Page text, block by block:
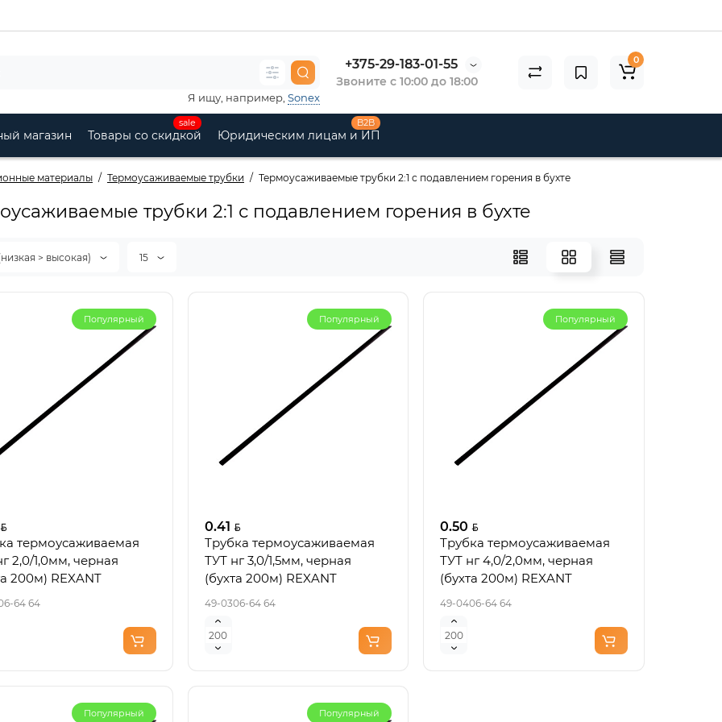
+375-29-183-01-55
Звоните с 10:00 до 18:00
Я ищу, например, Sonex
0
магазин
sale
Товары со скидкой
B2B
Юридическим лицам и ИП
материалы Термоусаживаемые трубки Термоусаживаемые трубки 2:1 с подавлением горения в бухте
трубки 2:1 с подавлением горения в бухте
> высокая) 15
Популярный
термоусаживаемая
2,0/1,0мм, черная
200м) REXANT
64 64
Популярный
0.41
Трубка термоусаживаемая
ТУТ нг 3,0/1,5мм, черная
(бухта 200м) REXANT
49-0306-64 64
Популярный
0.50
Трубка термоусаживаемая
ТУТ нг 4,0/2,0мм, черная
(бухта 200м) REXANT
49-0406-64 64
Популярный Популярный